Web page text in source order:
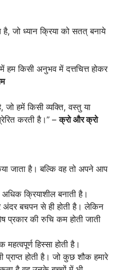
है, जो ध्यान क्रिया को सतत् बनाये
हम किसी अनुभव में दत्तचित्त होकर
हमें किसी व्यक्ति, वस्तु या
करती है।” –क्रो और क्रो
जाता है। बल्कि वह तो अपने आप
क्रियाशील बनाती है।
अंदर बचपन से ही होती है। लेकिन
की रुचि कम होती जाती
महत्वपूर्ण हिस्सा होती है।
प्राप्त होती है। जो कुछ शौक हमारे